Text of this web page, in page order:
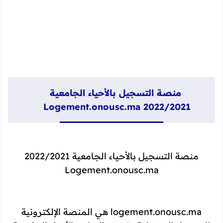
منصة التسجيل بالأحياء الجامعية
2022/2021 Logement.onousc.ma
منصة التسجيل بالأحياء الجامعية 2022/2021
Logement.onousc.ma
logement.onousc.ma هي المنصة الإلكترونية